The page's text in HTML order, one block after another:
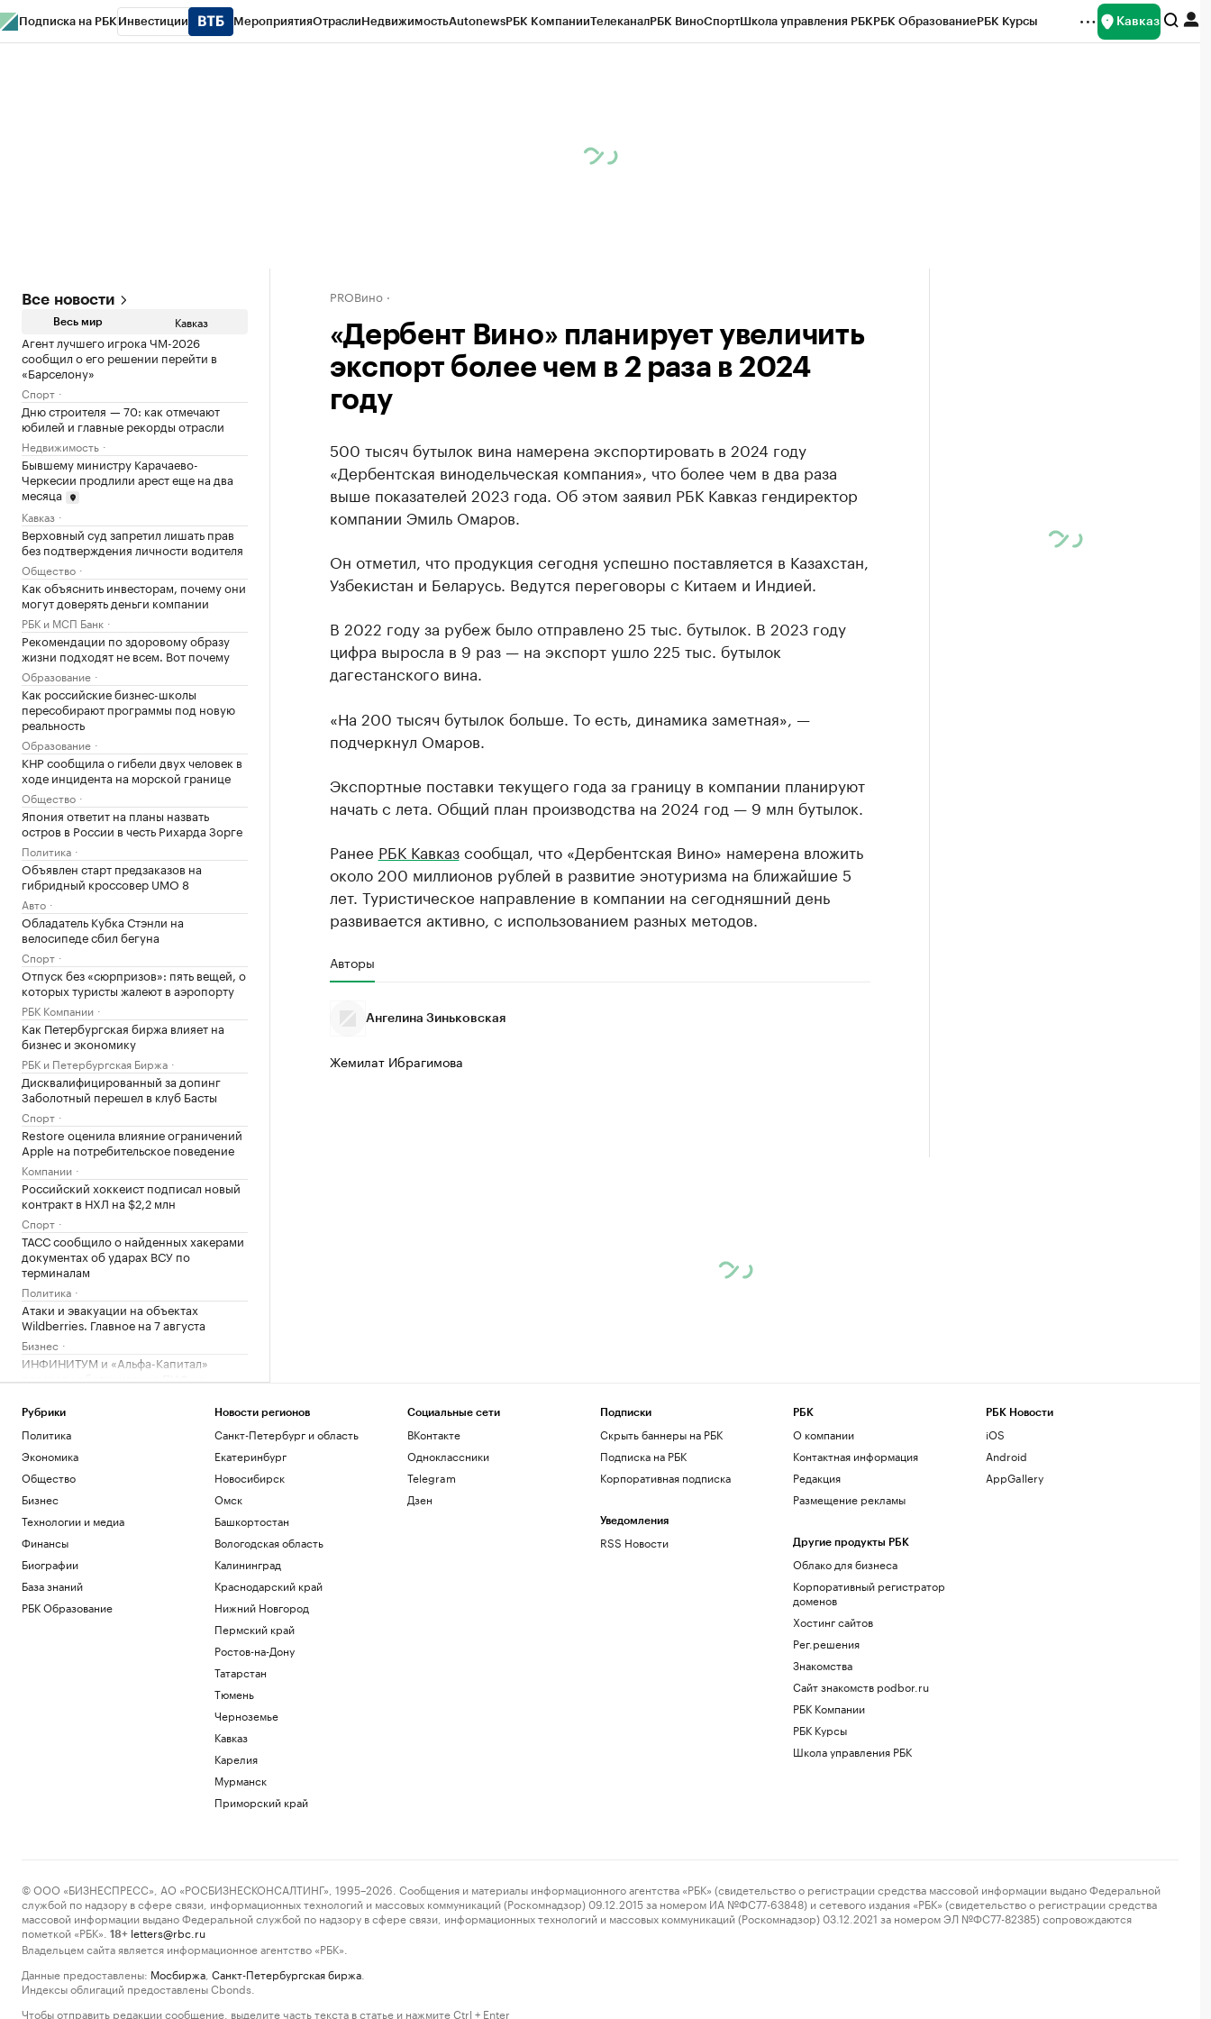
Подписка на РБК Инвестиции МероприятияОтраслиНедвижимостьAutonewsРБК КомпанииТелеканалРБК ВиноСпортШкола управления РБКРБК ОбразованиеРБК Курсы Кавказ
Все новости
Весь мир Кавказ
Агент лучшего игрока ЧМ-2026
сообщил о его решении перейти в
«Барселону»
Спорт
Дню строителя — 70: как отмечают
юбилей и главные рекорды отрасли
Недвижимость
Бывшему министру Карачаево-
Черкесии продлили арест еще на два
месяца
Кавказ
Верховный суд запретил лишать прав
без подтверждения личности водителя
Общество
Как объяснить инвесторам, почему они
могут доверять деньги компании
РБК и МСП Банк
Рекомендации по здоровому образу
жизни подходят не всем. Вот почему
Образование
Как российские бизнес-школы
пересобирают программы под новую
реальность
Образование
КНР сообщила о гибели двух человек в
ходе инцидента на морской границе
Общество
Япония ответит на планы назвать
остров в России в честь Рихарда Зорге
Политика
Объявлен старт предзаказов на
гибридный кроссовер UMO 8
Авто
Обладатель Кубка Стэнли на
велосипеде сбил бегуна
Спорт
Отпуск без «сюрпризов»: пять вещей, о
которых туристы жалеют в аэропорту
РБК Компании
Как Петербургская биржа влияет на
бизнес и экономику
РБК и Петербургская Биржа
Дисквалифицированный за допинг
Заболотный перешел в клуб Басты
Спорт
Restore оценила влияние ограничений
Apple на потребительское поведение
Компании
Российский хоккеист подписал новый
контракт в НХЛ на $2,2 млн
Спорт
ТАСС сообщило о найденных хакерами
документах об ударах ВСУ по
терминалам
Политика
Атаки и эвакуации на объектах
Wildberries. Главное на 7 августа
Бизнес
ИНФИНИТУМ и «Альфа-Капитал»
перевели обслуживание ПИФ на
Компании
Названы китайские авто, которые
лучше и хуже остальных защищены от
угона
РАДИО
Авто
PROВино
«Дербент Вино» планирует увеличить
экспорт более чем в 2 раза в 2024
году
500 тысяч бутылок вина намерена экспортировать в 2024 году
«Дербентская винодельческая компания», что более чем в два раза
выше показателей 2023 года. Об этом заявил РБК Кавказ гендиректор
компании Эмиль Омаров.
Он отметил, что продукция сегодня успешно поставляется в Казахстан,
Узбекистан и Беларусь. Ведутся переговоры с Китаем и Индией.
В 2022 году за рубеж было отправлено 25 тыс. бутылок. В 2023 году
цифра выросла в 9 раз — на экспорт ушло 225 тыс. бутылок
дагестанского вина.
«На 200 тысяч бутылок больше. То есть, динамика заметная», —
подчеркнул Омаров.
Экспортные поставки текущего года за границу в компании планируют
начать с лета. Общий план производства на 2024 год — 9 млн бутылок.
Ранее РБК Кавказсообщал, что «Дербентская Вино» намерена вложить
около 200 миллионов рублей в развитие энотуризма на ближайшие 5
лет. Туристическое направление в компании на сегодняшний день
развивается активно, с использованием разных методов.
Авторы
Ангелина Зиньковская
Жемилат Ибрагимова
Рубрики
Политика
Экономика
Общество
Бизнес
Технологии и медиа
Финансы
Биографии
База знаний
РБК Образование
Новости регионов
Санкт-Петербург и область
Екатеринбург
Новосибирск
Омск
Башкортостан
Вологодская область
Калининград
Краснодарский край
Нижний Новгород
Пермский край
Ростов-на-Дону
Татарстан
Тюмень
Черноземье
Кавказ
Карелия
Мурманск
Приморский край
Социальные сети
ВКонтакте
Одноклассники
Telegram
Дзен
Подписки
Скрыть баннеры на РБК
Подписка на РБК
Корпоративная подписка
Уведомления
RSS Новости
РБК
О компании
Контактная информация
Редакция
Размещение рекламы
Другие продукты РБК
Облако для бизнеса
Корпоративный регистратор
доменов
Хостинг сайтов
Рег.решения
Знакомства
Сайт знакомств podbor.ru
РБК Компании
РБК Курсы
Школа управления РБК
РБК Новости
iOS
Android
AppGallery
© ООО «БИЗНЕСПРЕСС», АО «РОСБИЗНЕСКОНСАЛТИНГ», 1995–2026. Сообщения и материалы информационного агентства «РБК» (свидетельство о регистрации средства массовой информации выдано Федеральной
службой по надзору в сфере связи, информационных технологий и массовых коммуникаций (Роскомнадзор) 09.12.2015 за номером ИА №ФС77-63848) и сетевого издания «РБК» (свидетельство о регистрации средства
массовой информации выдано Федеральной службой по надзору в сфере связи, информационных технологий и массовых коммуникаций (Роскомнадзор) 03.12.2021 за номером ЭЛ №ФС77-82385) сопровождаются
пометкой «РБК».
18+ letters@rbc.ru
Владельцем сайта является информационное агентство «РБК».
Данные предоставлены: Мосбиржа Санкт-Петербургская биржа
Индексы облигаций предоставлены Cbonds.
Чтобы отправить редакции сообщение, выделите часть текста в статье и нажмите Ctrl + Enter